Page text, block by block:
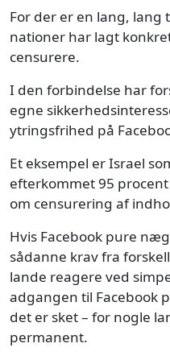
For der er en lang,
nationer har lagt
censurere.
I den forbindelse har
egne
ytringsfrihed på
Et eksempel er Israel
efterkommet 95
om censurering af
Hvis Facebook pure
sådanne krav fra
lande reagere ved
adgangen til Facebook
det er sket – for nogle
permanent.